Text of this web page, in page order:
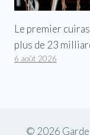
Le premier
plus de 23
6 août 2026
© 2026